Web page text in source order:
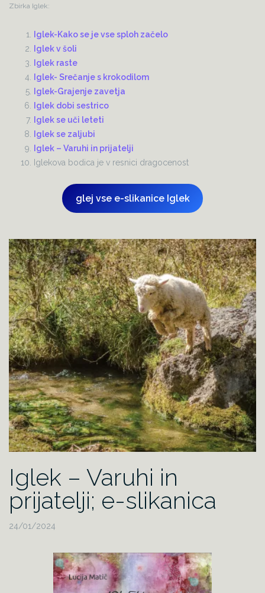
Zbirka Iglek:
Iglek-Kako se je vse sploh začelo
Iglek v šoli
Iglek raste
Iglek- Srečanje s krokodilom
Iglek-Grajenje zavetja
Iglek dobi sestrico
Iglek se uči leteti
Iglek se zaljubi
Iglek – Varuhi in prijatelji
Iglekova bodica je v resnici dragocenost
glej vse e-slikanice Iglek
Iglek – Varuhi in
prijatelji; e-slikanica
24/01/2024